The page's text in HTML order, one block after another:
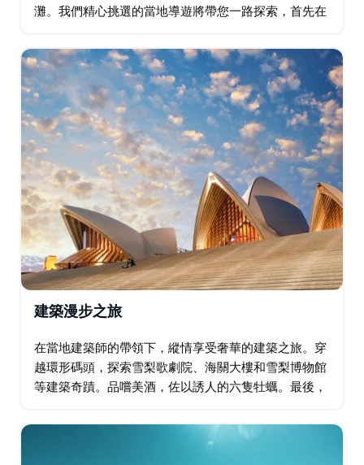
灘。我們精心挑選的當地導遊將帶您一路探索，首先在
時尚的運動遊艇遊覽海港。邦迪海灘（Bondi…
建築漫步之旅
在當地建築師的帶領下，縱情享受奢華的建築之旅。穿
越環形碼頭，探索雪梨歌劇院、海關大樓和雪梨博物館
等建築奇蹟。品嚐美酒，佐以誘人的六隻牡蠣。最後，
句號。此行程完全可定制，確保滿足您的所有觀光願